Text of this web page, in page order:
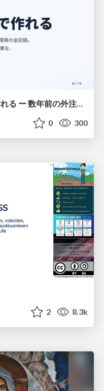
0 300
2 8.3k